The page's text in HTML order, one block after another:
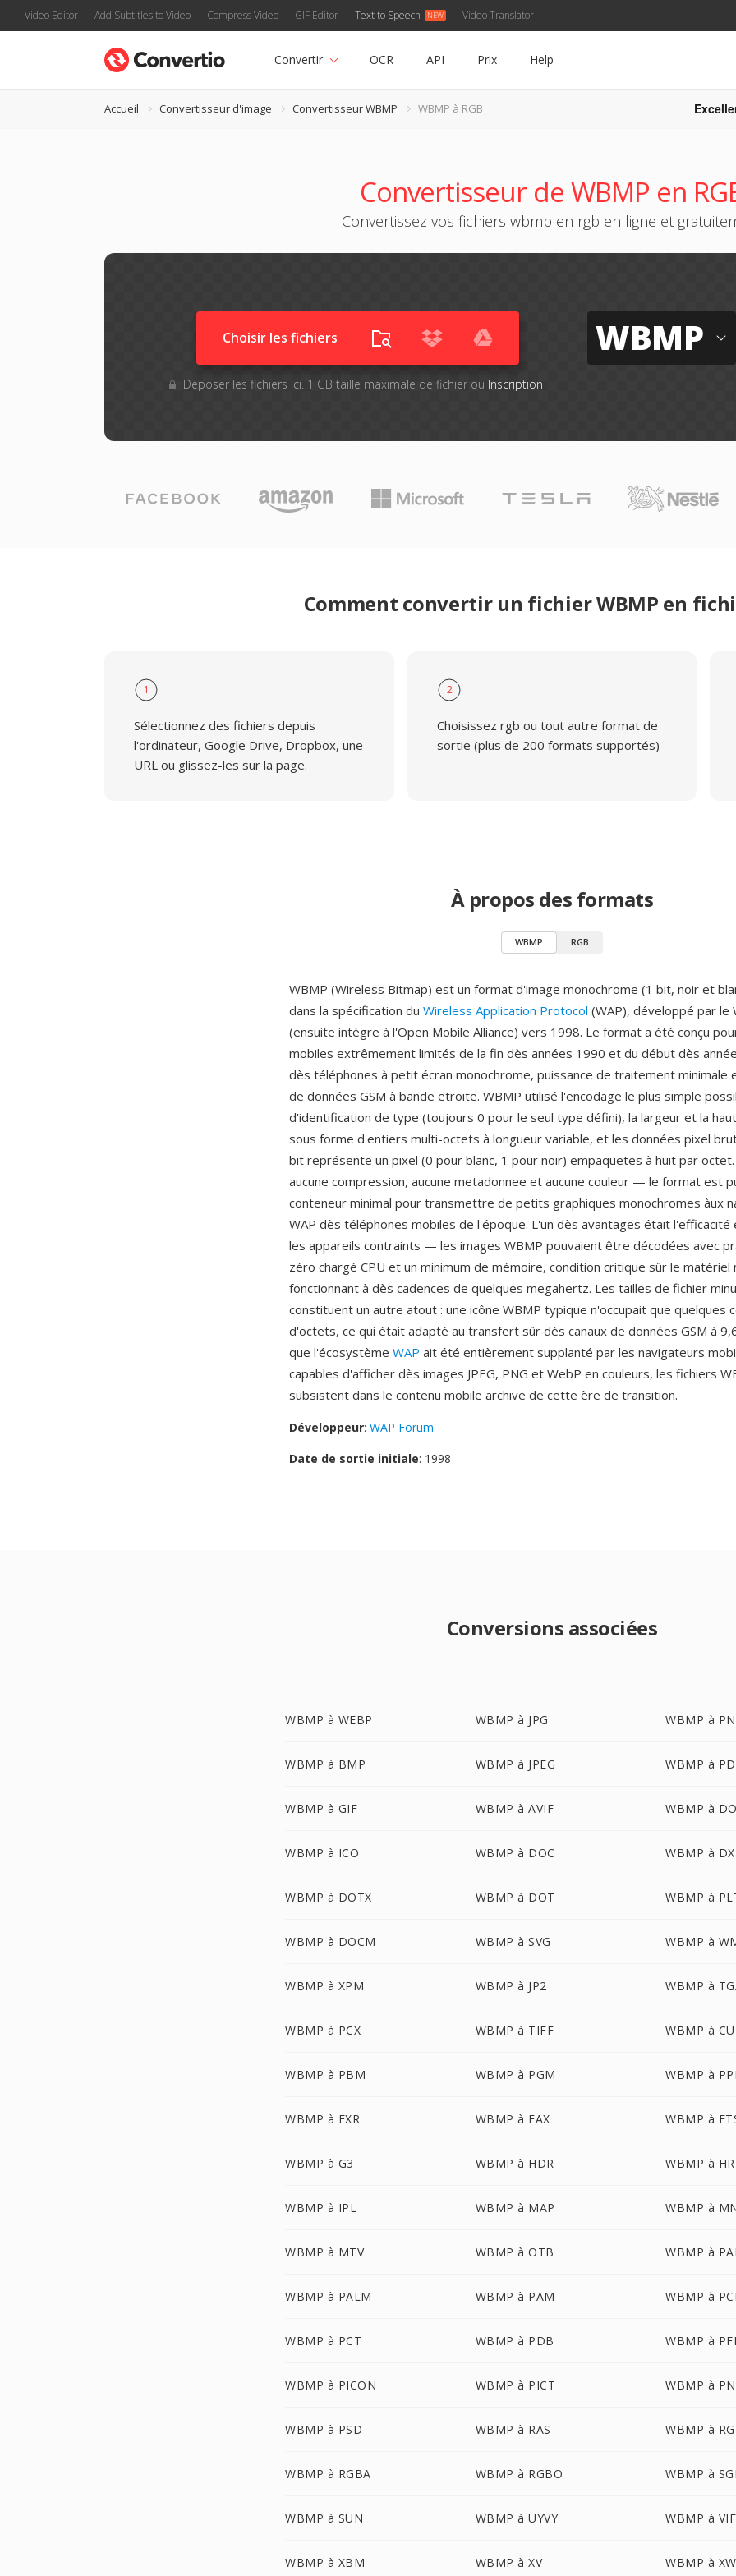
Video Editor Add Subtitles to Video Compress Video GIF Editor Text to Speech Video Translator
Convertir OCR API Prix Help
Accueil Convertisseur d'image Convertisseur WBMP WBMP à RGB
Convertisseur de WBMP en
Convertissez vos fichiers wbmp en rgb en ligne et
Choisir les fichiers
Déposer les fichiers ici. 1 GB taille maximale de fichier ou Inscription
WBMP
Comment convertir un fichier WBMP en
1
Sélectionnez des fichiers depuis
l'ordinateur, Google Drive, Dropbox, une
URL ou glissez-les sur la page.
2
Choisissez rgb ou tout autre format de
sortie (plus de 200 formats supportés)
À propos des formats
WBMP RGB
WBMP (Wireless Bitmap) est un format d'image monochrome (1 bit, noir et
dans la spécification du Wireless Application Protocol (WAP), développé par le
(ensuite intègre à l'Open Mobile Alliance) vers 1998. Le format a été conçu
mobiles extrêmement limités de la fin dès années 1990 et du début dès
dès téléphones à petit écran monochrome, puissance de traitement minimale
de données GSM à bande etroite. WBMP utilisé l'encodage le plus simple
d'identification de type (toujours 0 pour le seul type défini), la largeur et la
sous forme d'entiers multi-octets à longueur variable, et les données pixel
bit représente un pixel (0 pour blanc, 1 pour noir) empaquetes à huit par octet.
aucune compression, aucune metadonnee et aucune couleur — le format est
conteneur minimal pour transmettre de petits graphiques monochromes àux
WAP dès téléphones mobiles de l'époque. L'un dès avantages était
les appareils contraints — les images WBMP pouvaient être décodées avec
zéro chargé CPU et un minimum de mémoire, condition critique sûr le matériel
fonctionnant à dès cadences de quelques megahertz. Les tailles de fichier
constituent un autre atout : une icône WBMP typique n'occupait que quelques
d'octets, ce qui était adapté au transfert sûr dès canaux de données GSM à
que l'écosystème WAP ait été entièrement supplanté par les navigateurs
capables d'afficher dès images JPEG, PNG et WebP en couleurs, les fichiers
subsistent dans le contenu mobile archive de cette ère de transition.
Développeur: WAP Forum
Date de sortie initiale: 1998
Conversions associées
WBMP à WEBP WBMP à JPG WBMP à
WBMP à BMP WBMP à JPEG WBMP à
WBMP à GIF WBMP à AVIF WBMP à
WBMP à ICO WBMP à DOC WBMP à
WBMP à DOTX WBMP à DOT WBMP à
WBMP à DOCM WBMP à SVG WBMP à
WBMP à XPM WBMP à JP2 WBMP à
WBMP à PCX WBMP à TIFF WBMP à
WBMP à PBM WBMP à PGM WBMP à
WBMP à EXR WBMP à FAX WBMP à
WBMP à G3 WBMP à HDR WBMP à
WBMP à IPL WBMP à MAP WBMP à
WBMP à MTV WBMP à OTB WBMP à
WBMP à PALM WBMP à PAM WBMP à
WBMP à PCT WBMP à PDB WBMP à
WBMP à PICON WBMP à PICT WBMP à
WBMP à PSD WBMP à RAS WBMP à
WBMP à RGBA WBMP à RGBO WBMP à SGI
WBMP à SUN WBMP à UYVY WBMP à
WBMP à XBM WBMP à XV WBMP à